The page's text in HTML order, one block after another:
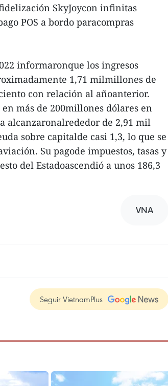
SkyJoycon infinitas
POS a bordo paracompras
informaronque los ingresos
1,71 milmillones de
con relación al añoanterior.
más de 200millones dólares en
alcanzaronalrededor de 2,91 mil
sobre capitalde casi 1,3, lo que se
Su pagode impuestos, tasas y
del Estadoascendió a unos 186,3
VNA
Seguir VietnamPlus